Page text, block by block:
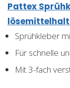
Pattex
Sprühkleber
Für schnelle
Mit 3-fach